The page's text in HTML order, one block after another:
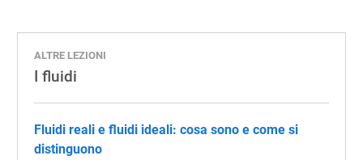
ALTRE LEZIONI
I fluidi
Fluidi reali e fluidi ideali: cosa sono e come si
distinguono